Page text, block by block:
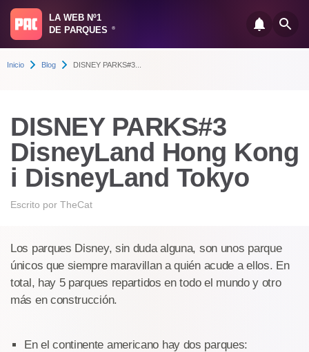
LA WEB Nº1
DE PARQUES
®
Inicio Blog DISNEY PARKS#3...
DISNEY PARKS#3
DisneyLand Hong Kong
i DisneyLand Tokyo
Escrito por TheCat
Los parques Disney, sin duda alguna, son unos parque
únicos que siempre maravillan a quién acude a ellos. En
total, hay 5 parques repartidos en todo el mundo y otro
más en construcción.
En el continente americano hay dos parques: